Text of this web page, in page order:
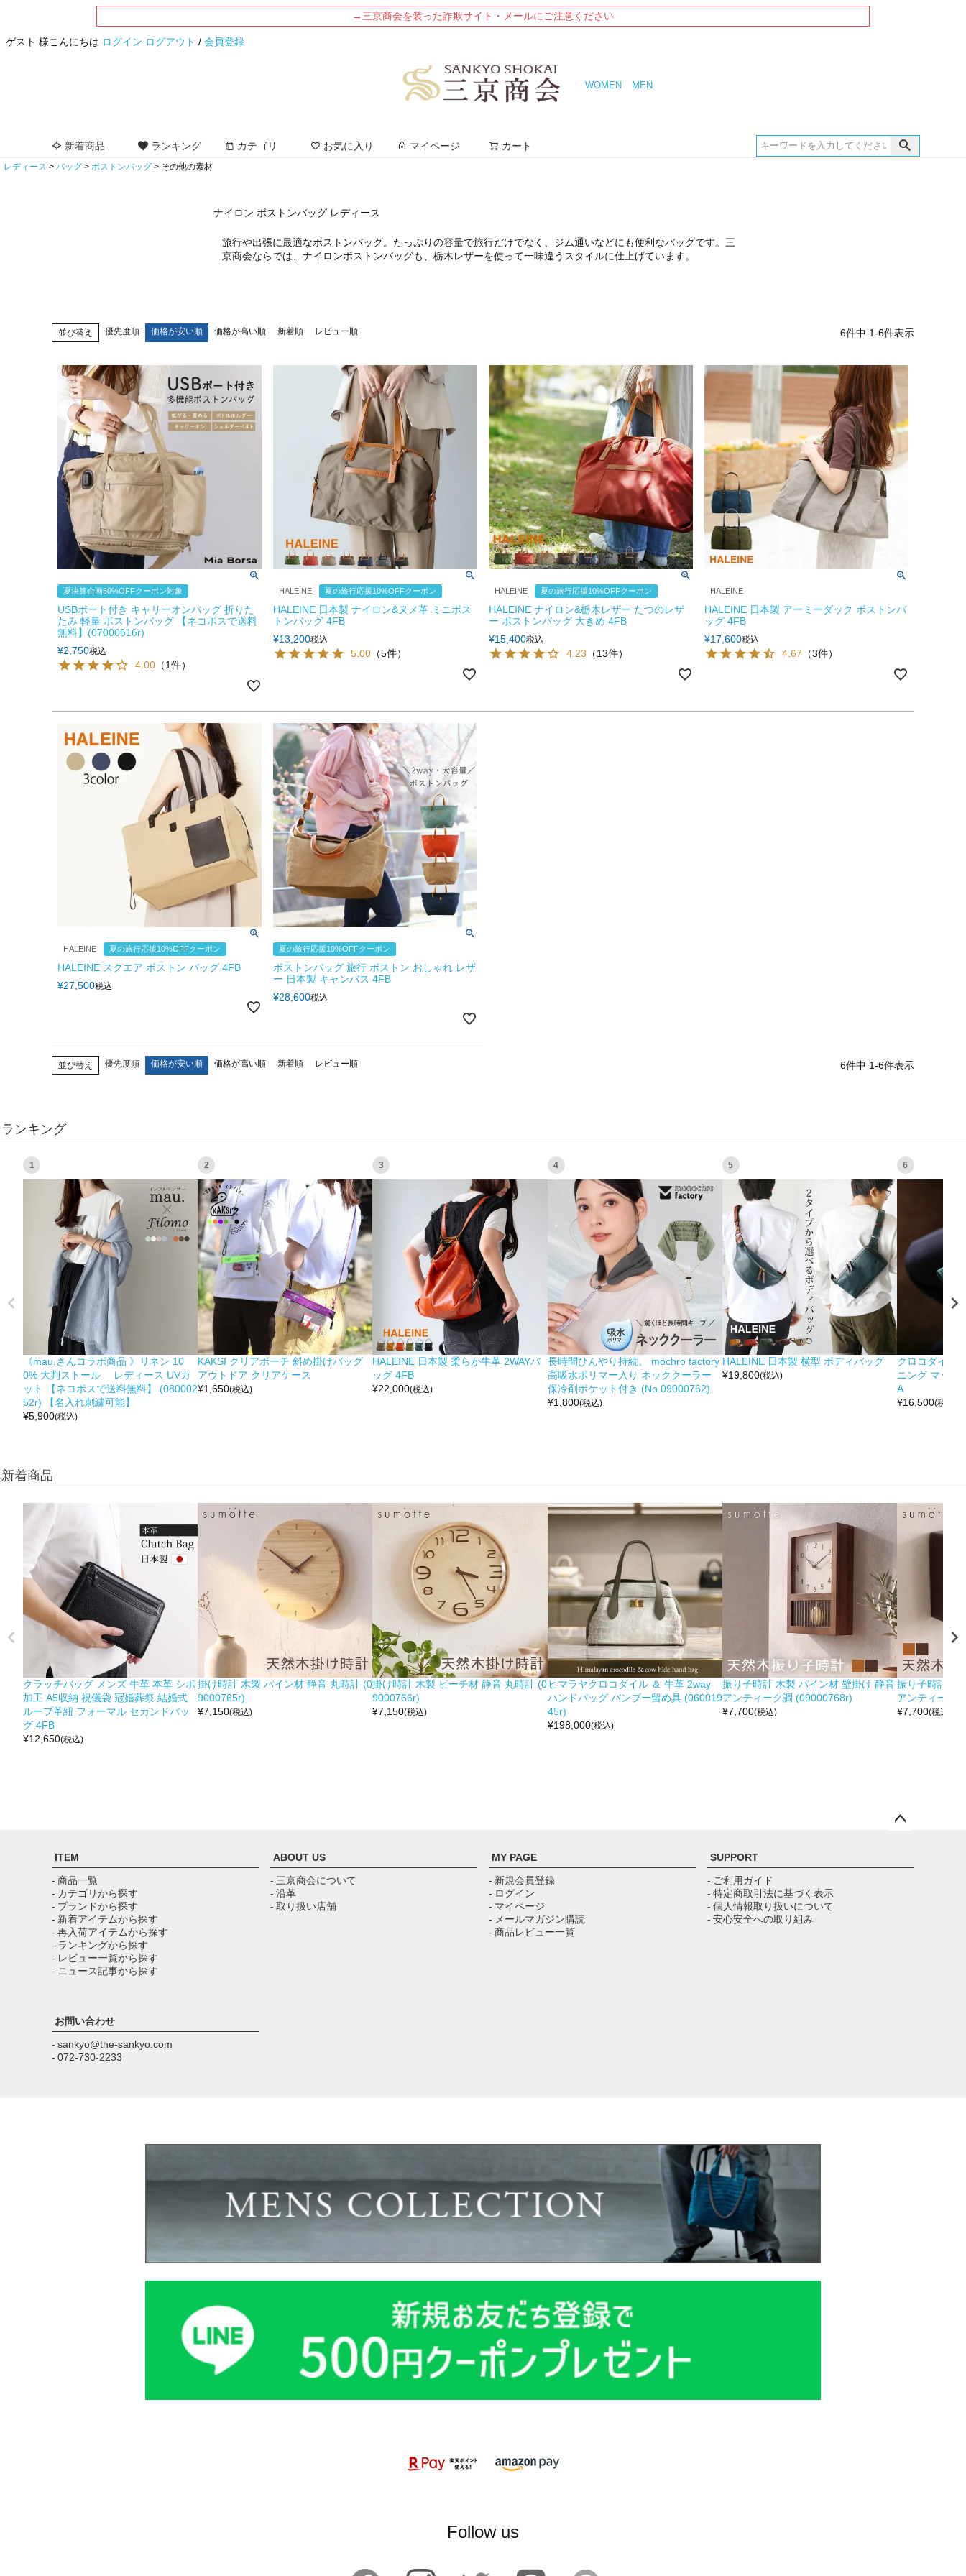
→三京商会を装った詐欺サイト・メールにご注意ください
ゲスト 様こんにちは ログイン ログアウト / 会員登録
WOMEN MEN
新着商品 ランキング カテゴリ お気に入り マイページ カート
レディース バッグ ボストンバッグ その他の素材
ナイロン ボストンバッグ レディース
旅行や出張に最適なボストンバッグ。たっぷりの容量で旅行だけでなく、ジム通いなどにも便利なバッグです。三
京商会ならでは、ナイロンボストンバッグも、栃木レザーを使って一味違うスタイルに仕上げています。
並び替え 優先度順 価格が安い順 価格が高い順 新着順 レビュー順 6件中 1-6件表示
夏決算企画50%OFFクーポン対象
USBポート付き キャリーオンバッグ 折りた
たみ 軽量 ボストンバッグ 【ネコポスで送料
無料】(07000616r)
¥2,750税込
4.00 （1件）
HALEINE 夏の旅行応援10%OFFクーポン
HALEINE 日本製 ナイロン&ヌメ革 ミニボス
トンバッグ 4FB
¥13,200税込
5.00 （5件）
HALEINE 夏の旅行応援10%OFFクーポン
HALEINE ナイロン&栃木レザー たつのレザ
ー ボストンバッグ 大きめ 4FB
¥15,400税込
4.23 （13件）
HALEINE
HALEINE 日本製 アーミーダック ボストンバ
ッグ 4FB
¥17,600税込
4.67 （3件）
HALEINE 夏の旅行応援10%OFFクーポン
HALEINE スクエア ボストン バッグ 4FB
¥27,500税込
夏の旅行応援10%OFFクーポン
ボストンバッグ 旅行 ボストン おしゃれ レザ
ー 日本製 キャンバス 4FB
¥28,600税込
並び替え 優先度順 価格が安い順 価格が高い順 新着順 レビュー順 6件中 1-6件表示
ランキング
1
《mau.さんコラボ商品 》リネン 10
0% 大判ストール レディース UVカ
ット 【ネコポスで送料無料】 (080002
52r) 【名入れ刺繍可能】
¥5,900(税込)
2
KAKSI クリアポーチ 斜め掛けバッグ
アウトドア クリアケース
¥1,650(税込)
3
HALEINE 日本製 柔らか牛革 2WAYバ
ッグ 4FB
¥22,000(税込)
4
長時間ひんやり持続。 mochro factory
高吸水ポリマー入り ネッククーラー
保冷剤ポケット付き (No.09000762)
¥1,800(税込)
5
HALEINE 日本製 横型 ボディバッグ
¥19,800(税込)
6
クロコダイル
ニング マット
A
¥16,500(税込)
新着商品
クラッチバッグ メンズ 牛革 本革 シボ
加工 A5収納 祝儀袋 冠婚葬祭 結婚式
ループ革紐 フォーマル セカンドバッ
グ 4FB
¥12,650(税込)
掛け時計 木製 パイン材 静音 丸時計 (0
9000765r)
¥7,150(税込)
掛け時計 木製 ビーチ材 静音 丸時計 (0
9000766r)
¥7,150(税込)
ヒマラヤクロコダイル ＆ 牛革 2way
ハンドバッグ バンブー留め具 (060019
45r)
¥198,000(税込)
振り子時計 木製 パイン材 壁掛け 静音
アンティーク調 (09000768r)
¥7,700(税込)
振り子時計 木
アンティーク
¥7,700(税込)
ップ
ITEM
- 商品一覧
- カテゴリから探す
- ブランドから探す
- 新着アイテムから探す
- 再入荷アイテムから探す
- ランキングから探す
- レビュー一覧から探す
- ニュース記事から探す
ABOUT US
- 三京商会について
- 沿革
- 取り扱い店舗
MY PAGE
- 新規会員登録
- ログイン
- マイページ
- メールマガジン購読
- 商品レビュー一覧
SUPPORT
- ご利用ガイド
- 特定商取引法に基づく表示
- 個人情報取り扱いについて
- 安心安全への取り組み
お問い合わせ
- sankyo@the-sankyo.com
- 072-730-2233
Follow us